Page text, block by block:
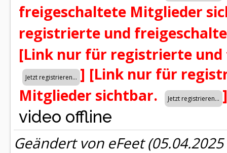
freigeschaltete Mitglieder
registrierte und
[Link nur für registrierte
] [Link nur für
Mitglieder sichtbar.
]
video offline
Geändert von eFeet